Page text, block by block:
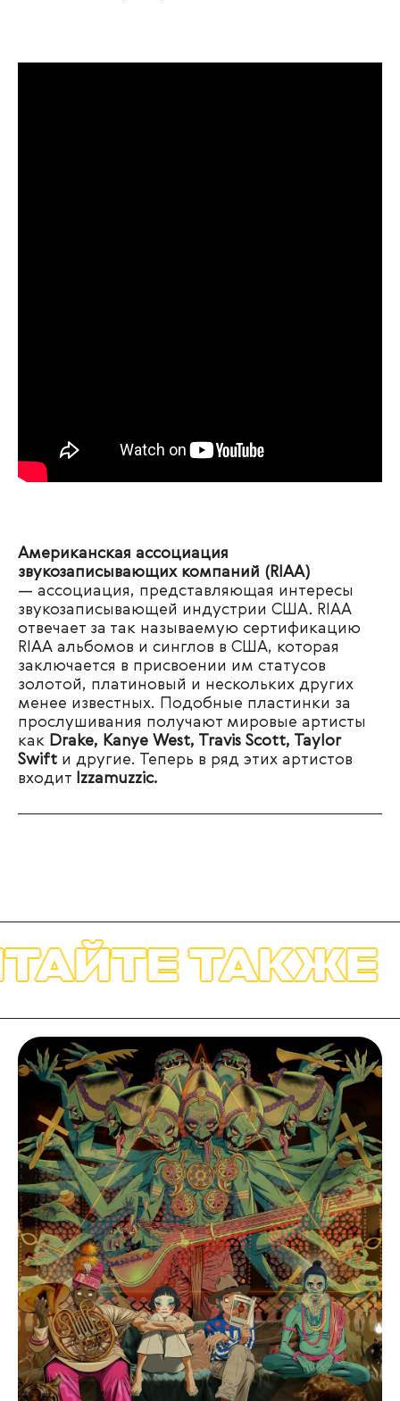
Американская ассоциация
звукозаписывающих компаний (RIAA)
— ассоциация, представляющая интересы
звукозаписывающей индустрии США. RIAA
отвечает за так называемую сертификацию
RIAA альбомов и синглов в США, которая
заключается в присвоении им статусов
золотой, платиновый и нескольких других
менее известных. Подобные пластинки за
прослушивания получают мировые артисты
как Drake, Kanye West, Travis Scott, Taylor
Swift и другие. Теперь в ряд этих артистов
входит
Izzamuzzic.
ТАКЖЕ